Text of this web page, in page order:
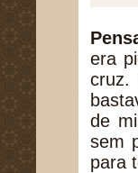
era
de
sem
para